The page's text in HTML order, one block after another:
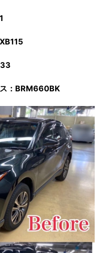
：BRM660BK